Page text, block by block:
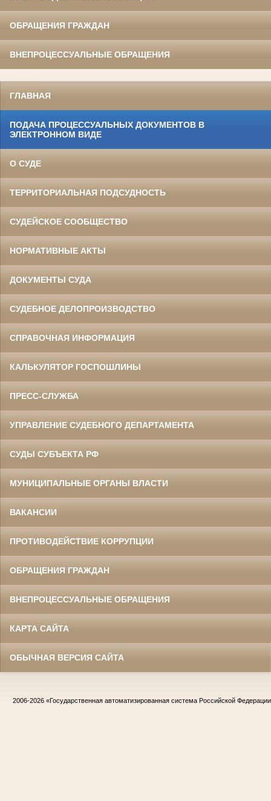
ОБРАЩЕНИЯ ГРАЖДАН
ВНЕПРОЦЕССУАЛЬНЫЕ ОБРАЩЕНИЯ
ГЛАВНАЯ
ПОДАЧА ПРОЦЕССУАЛЬНЫХ ДОКУМЕНТОВ В
ЭЛЕКТРОННОМ ВИДЕ
О СУДЕ
ТЕРРИТОРИАЛЬНАЯ ПОДСУДНОСТЬ
СУДЕЙСКОЕ СООБЩЕСТВО
НОРМАТИВНЫЕ АКТЫ
ДОКУМЕНТЫ СУДА
СУДЕБНОЕ ДЕЛОПРОИЗВОДСТВО
СПРАВОЧНАЯ ИНФОРМАЦИЯ
КАЛЬКУЛЯТОР ГОСПОШЛИНЫ
ПРЕСС-СЛУЖБА
УПРАВЛЕНИЕ СУДЕБНОГО ДЕПАРТАМЕНТА
СУДЫ СУБЪЕКТА РФ
МУНИЦИПАЛЬНЫЕ ОРГАНЫ ВЛАСТИ
ВАКАНСИИ
ПРОТИВОДЕЙСТВИЕ КОРРУПЦИИ
ОБРАЩЕНИЯ ГРАЖДАН
ВНЕПРОЦЕССУАЛЬНЫЕ ОБРАЩЕНИЯ
КАРТА САЙТА
ОБЫЧНАЯ ВЕРСИЯ САЙТА
2006-2026 «Государственная автоматизированная система Российской